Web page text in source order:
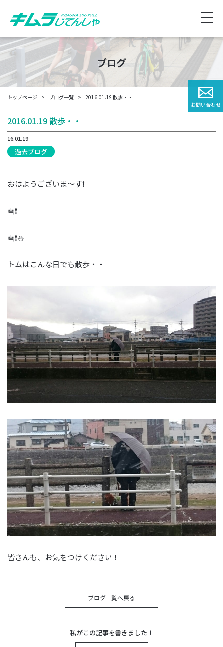
ブログ
トップページ ブログ一覧 2016.01.19 散歩・・
2016.01.19 散歩・・
16.01.19
過去ブログ
おはようございま～す❗
雪❗
雪❗⛄
トムはこんな日でも散歩・・
皆さんも、お気をつけください！
ブログ一覧へ戻る
私がこの記事を書きました！
お問い合わせ